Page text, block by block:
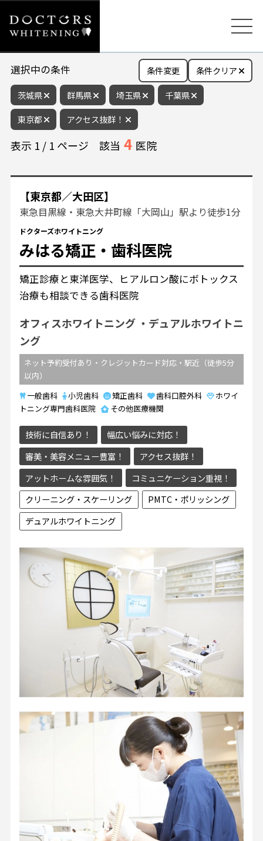
選択中の条件
茨城県 群馬県 埼玉県
千葉県
東京都
アクセス抜群！
条件変更 条件クリア
表示 1 / 1 ページ 該当 4 医院
【東京都／大田区】
東急目黒線・東急大井町線「大岡山」駅より徒歩1分
ドクターズホワイトニング
みはる矯正・歯科医院
矯正診療と東洋医学、ヒアルロン酸にボトックス
治療も相談できる歯科医院
オフィスホワイトニング
デュアルホワイトニ
ング
ネット予約受付あり・クレジットカード対応・駅近（徒歩5分
以内）
一般歯科
小児歯科 矯正歯科 歯科口腔外科
ホワイ
トニング専門歯科医院
その他医療機関
技術に自信あり！
幅広い悩みに対応！
審美・美容メニュー豊富！
アクセス抜群！
アットホームな雰囲気！
コミュニケーション重視！
クリーニング・スケーリング
PMTC・ポリッシング
デュアルホワイトニング